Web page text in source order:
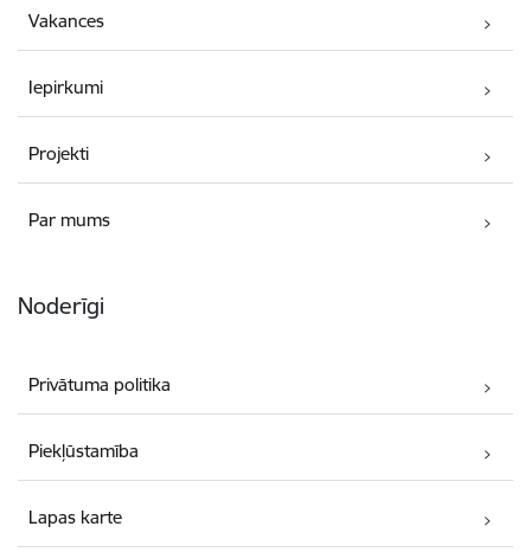
Vakances
Iepirkumi
Projekti
Par mums
Noderīgi
Privātuma politika
Piekļūstamība
Lapas karte